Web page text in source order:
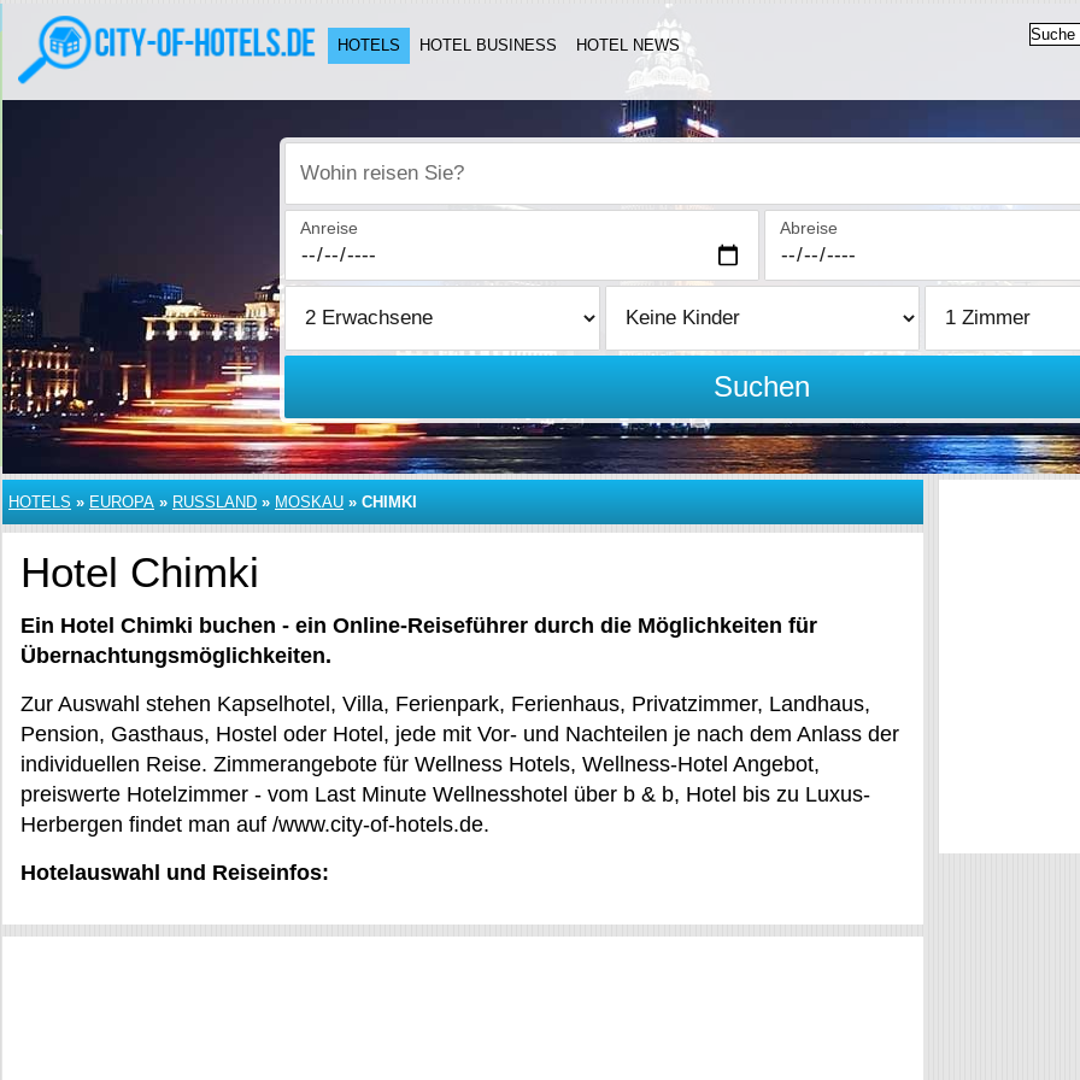
HOTELS HOTEL BUSINESS HOTEL NEWS
Wohin reisen Sie?
Anreise Abreise
Suchen
HOTELS » EUROPA » RUSSLAND » MOSKAU » CHIMKI
Hotel Chimki
Ein Hotel Chimki buchen - ein Online-Reiseführer durch die Möglichkeiten für
Übernachtungsmöglichkeiten.
Zur Auswahl stehen Kapselhotel, Villa, Ferienpark, Ferienhaus, Privatzimmer, Landhaus,
Pension, Gasthaus, Hostel oder Hotel, jede mit Vor- und Nachteilen je nach dem Anlass der
individuellen Reise. Zimmerangebote für Wellness Hotels, Wellness-Hotel Angebot,
preiswerte Hotelzimmer - vom Last Minute Wellnesshotel über b & b, Hotel bis zu Luxus-
Herbergen findet man auf /www.city-of-hotels.de.
Hotelauswahl und Reiseinfos: